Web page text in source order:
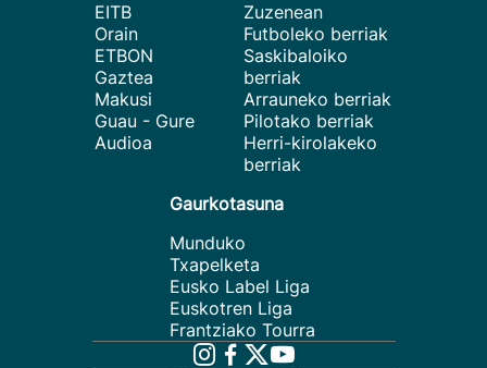
EITB
Orain
ETBON
Gaztea
Makusi
Guau - Gure
Audioa
Zuzenean
Futboleko berriak
Saskibaloiko
berriak
Arrauneko berriak
Pilotako berriak
Herri-kirolakeko
berriak
Gaurkotasuna
Munduko
Txapelketa
Eusko Label Liga
Euskotren Liga
Frantziako Tourra